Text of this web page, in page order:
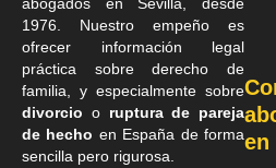
abogados en Sevilla, desde
1976. Nuestro empeño es
ofrecer información legal
práctica sobre derecho de
familia, y especialmente sobre
divorcio o ruptura de pareja
de hecho en España de forma
sencilla pero rigurosa.
en